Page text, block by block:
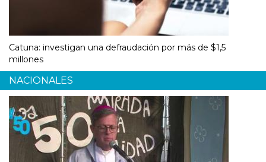
Catuna: investigan una defraudación por más de $1,5
millones
NACIONALES